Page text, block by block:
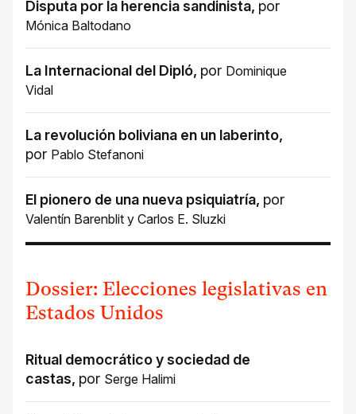
Disputa por la herencia sandinista, por
Mónica Baltodano
La Internacional del Dipló, por Dominique
Vidal
La revolución boliviana en un laberinto,
por Pablo Stefanoni
El pionero de una nueva psiquiatría, por
Valentín Barenblit y Carlos E. Sluzki
Dossier: Elecciones legislativas en
Estados Unidos
Ritual democrático y sociedad de
castas, por Serge Halimi